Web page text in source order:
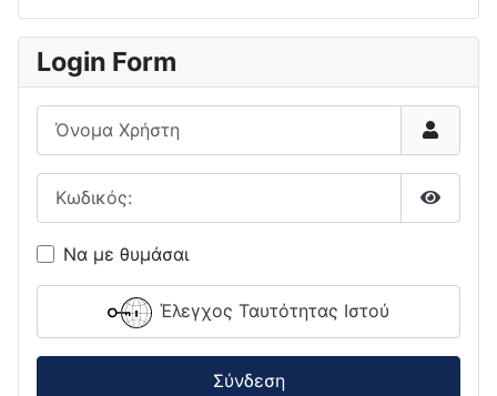
Login Form
Όνομα Χρήστη
Να με θυμάσαι
Έλεγχος Ταυτότητας Ιστού
Σύνδεση